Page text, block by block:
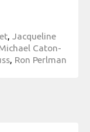
, Jacqueline
Caton-
, Ron Perlman